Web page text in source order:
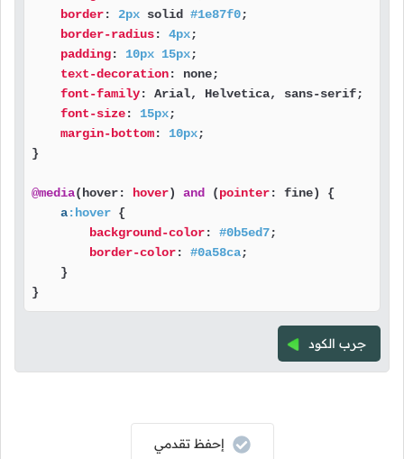
border: 2px solid #1e87f0;
border-radius: 4px;
padding: 10px 15px;
text-decoration: none;
font-family: Arial, Helvetica, sans-serif;
font-size: 15px;
margin-bottom: 10px;
}
@media(hover: hover) and (pointer: fine) {
a:hover {
background-color: #0b5ed7;
border-color: #0a58ca;
    }
}
جرب الكود
إحفظ تقدمي